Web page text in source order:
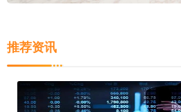
推荐资讯